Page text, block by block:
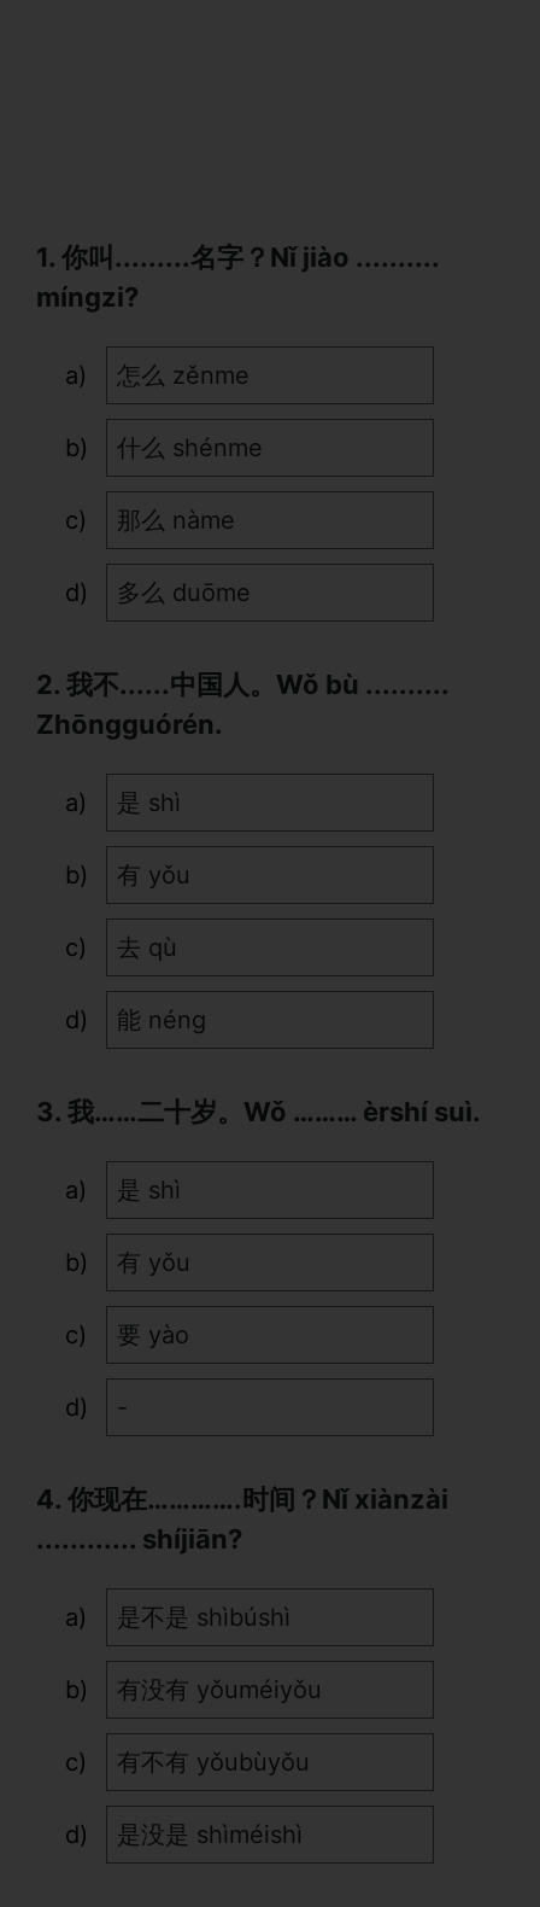
1. 你叫.........名字？Nǐ jiào ..........
míngzi?
怎么 zěnme
什么 shénme
那么 nàme
多么 duōme
2. 我不......中国人。Wǒ bù ..........
Zhōngguórén.
是 shì
有 yǒu
去 qù
能 néng
3. 我……二十岁。Wǒ ……… èrshí suì.
是 shì
有 yǒu
要 yào
-
4. 你现在………….时间？Nǐ xiànzài
............ shíjiān?
是不是 shìbúshì
有没有 yǒuméiyǒu
有不有 yǒubùyǒu
是没是 shìméishì